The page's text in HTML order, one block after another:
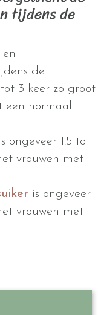
tijdens de
en
de
3 keer zo groot
een normaal
ongeveer 1.5 tot
vrouwen met
is ongeveer
vrouwen met